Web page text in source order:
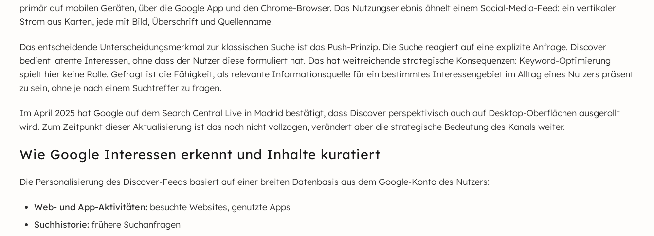
primär auf mobilen Geräten, über die Google App und den Chrome-Browser. Das Nutzungserlebnis ähnelt einem Social-Media-Feed: ein vertikaler
Strom aus Karten, jede mit Bild, Überschrift und Quellenname.
Das entscheidende Unterscheidungsmerkmal zur klassischen Suche ist das Push-Prinzip. Die Suche reagiert auf eine explizite Anfrage. Discover
bedient latente Interessen, ohne dass der Nutzer diese formuliert hat. Das hat weitreichende strategische Konsequenzen: Keyword-Optimierung
spielt hier keine Rolle. Gefragt ist die Fähigkeit, als relevante Informationsquelle für ein bestimmtes Interessengebiet im Alltag eines Nutzers präsent
zu sein, ohne je nach einem Suchtreffer zu fragen.
Im April 2025 hat Google auf dem Search Central Live in Madrid bestätigt, dass Discover perspektivisch auch auf Desktop-Oberflächen ausgerollt
wird. Zum Zeitpunkt dieser Aktualisierung ist das noch nicht vollzogen, verändert aber die strategische Bedeutung des Kanals weiter.
Wie Google Interessen erkennt und Inhalte kuratiert
Die Personalisierung des Discover-Feeds basiert auf einer breiten Datenbasis aus dem Google-Konto des Nutzers:
Web- und App-Aktivitäten: besuchte Websites, genutzte Apps
Suchhistorie: frühere Suchanfragen